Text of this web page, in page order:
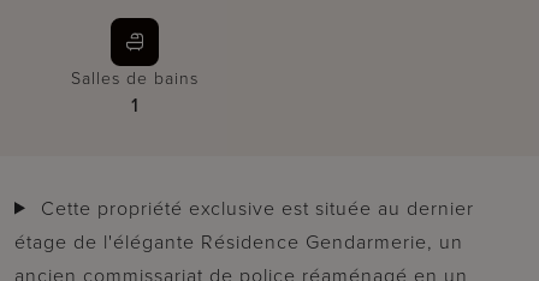
Salles de bains
1
étage de l'élégante Résidence Gendarmerie, un
ancien commissariat de police réaménagé en un